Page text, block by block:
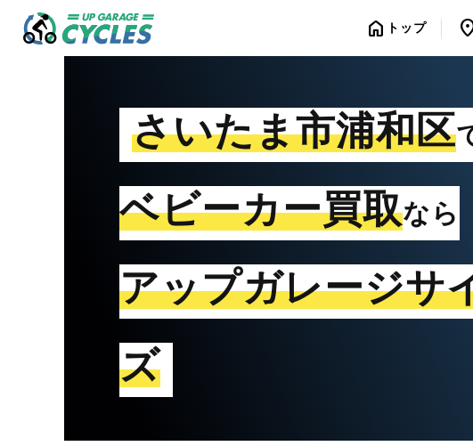
home トップ
さいたま市浦和区
ベビーカー買取なら
アップガレージサ
ズ